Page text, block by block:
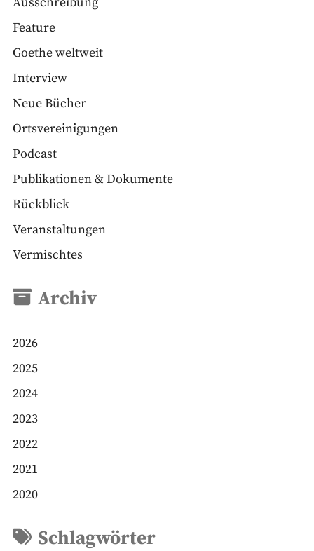
Feature
Goethe weltweit
Interview
Neue Bücher
Ortsvereinigungen
Podcast
Publikationen & Dokumente
Rückblick
Veranstaltungen
Vermischtes
Archiv
2026
2025
2024
2023
2022
2021
2020
Schlagwörter